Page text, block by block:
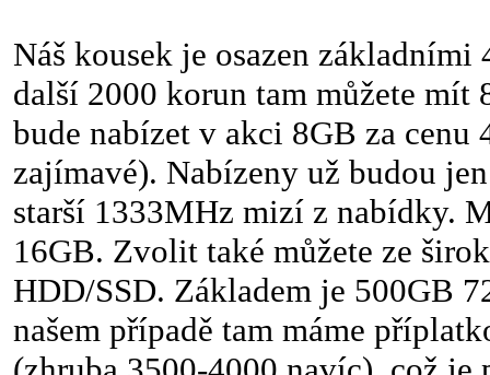
Náš kousek je osazen základními
další 2000 korun tam můžete mít
bude nabízet v akci 8GB za cenu
zajímavé). Nabízeny už budou
starší 1333MHz mizí z nabídky.
16GB. Zvolit také můžete ze
HDD/SSD. Základem je 500GB
našem případě tam máme